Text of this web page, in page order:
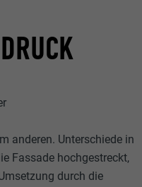
anderen. Unterschiede in
Fassade hochgestreckt,
durch die